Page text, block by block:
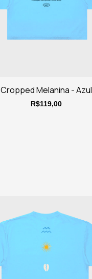
Cropped Melanina - Azul
R$119,00